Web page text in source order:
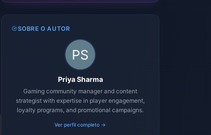
SOBRE O AUTOR
Priya Sharma
Gaming community manager and content
strategist with expertise in player engagement,
loyalty programs, and promotional campaigns.
Ver perfil completo →